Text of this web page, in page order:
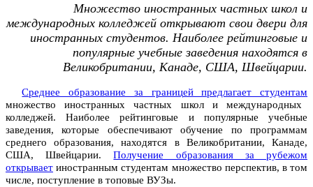
Множество иностранных частных школ и
международных колледжей открывают свои двери для
иностранных студентов. Наиболее рейтинговые и
популярные учебные заведения находятся в
Великобритании, Канаде, США, Швейцарии.
Среднее образование за границей предлагает студентам
множество иностранных частных школ и международных
колледжей. Наиболее рейтинговые и популярные учебные
заведения, которые обеспечивают обучение по программам
среднего образования, находятся в Великобритании, Канаде,
США, Швейцарии.Получение образования за рубежом
открывает иностранным студентам множество перспектив, в том
числе, поступление в топовые ВУЗы.